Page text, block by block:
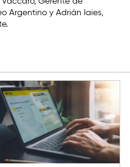
Argentino y Adrián Iaies,